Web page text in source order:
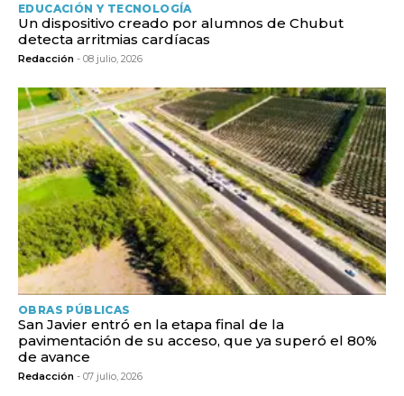
EDUCACIÓN Y TECNOLOGÍA
Un dispositivo creado por alumnos de Chubut
detecta arritmias cardíacas
Redacción - 08 julio, 2026
OBRAS PÚBLICAS
San Javier entró en la etapa final de la
pavimentación de su acceso, que ya superó el 80%
de avance
Redacción - 07 julio, 2026